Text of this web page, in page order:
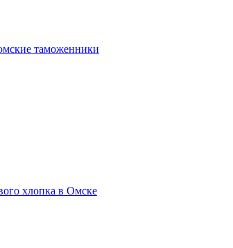
таможенники
хлопка в Омске